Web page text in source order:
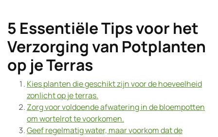
5 Essentiële Tips voor het
Verzorging van Potplanten
op je Terras
Kies planten die geschikt zijn voor de hoeveelheid
zonlicht op je terras.
Zorg voor voldoende afwatering in de bloempotten
om wortelrot te voorkomen.
Geef regelmatig water, maar voorkom dat de